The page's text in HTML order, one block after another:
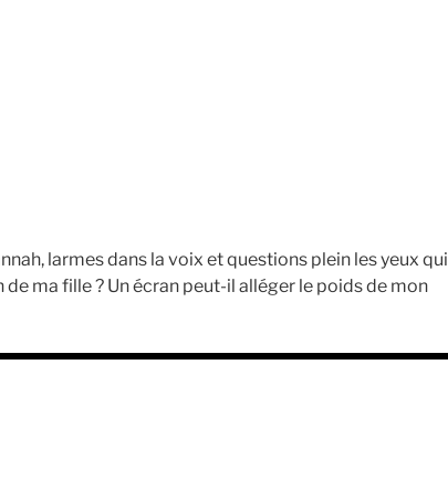
larmes dans la voix et questions plein les yeux qui
ma fille ? Un écran peut-il alléger le poids de mon